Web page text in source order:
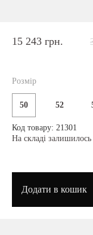
15 243 грн.
Розмір
50 52
Код товару: 21301
На складі
Додати в кошик